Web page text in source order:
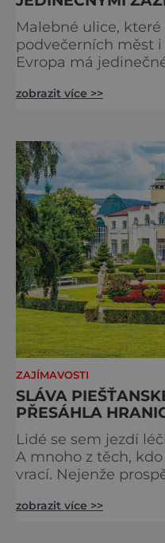
Malebné ulice,
podvečerních měst
Evropa má
zve na cestu plnou
podobě. Města s neopakovatelnou
atmosférou Vydejte
měst, která patří k
zobrazit více >>
ZAJÍMAVOSTI
SLÁVA
PŘESÁHLA
Lidé se sem jezdí
A mnoho z těch,
vrací. Nejenže
řekne slovenské
zobrazit více >>